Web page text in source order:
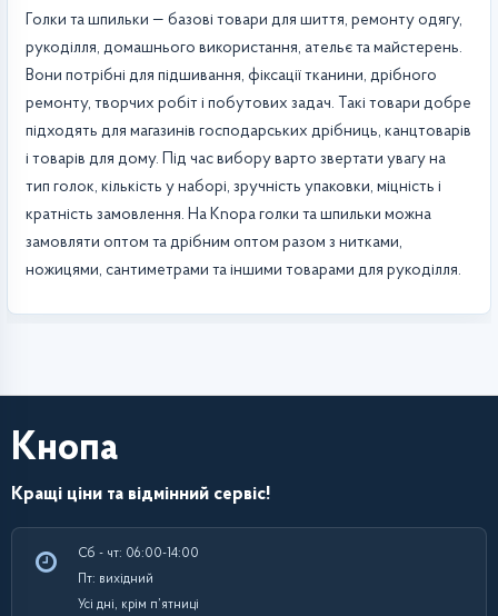
Голки та шпильки — базові товари для шиття, ремонту одягу,
рукоділля, домашнього використання, ательє та майстерень.
Вони потрібні для підшивання, фіксації тканини, дрібного
ремонту, творчих робіт і побутових задач. Такі товари добре
підходять для магазинів господарських дрібниць, канцтоварів
і товарів для дому. Під час вибору варто звертати увагу на
тип голок, кількість у наборі, зручність упаковки, міцність і
кратність замовлення. На Knopa голки та шпильки можна
замовляти оптом та дрібним оптом разом з нитками,
ножицями, сантиметрами та іншими товарами для рукоділля.
Кнопа
Кращі ціни та відмінний сервіс!
Сб - чт: 06:00-14:00
Пт: вихідний
Усі дні, крім п’ятниці